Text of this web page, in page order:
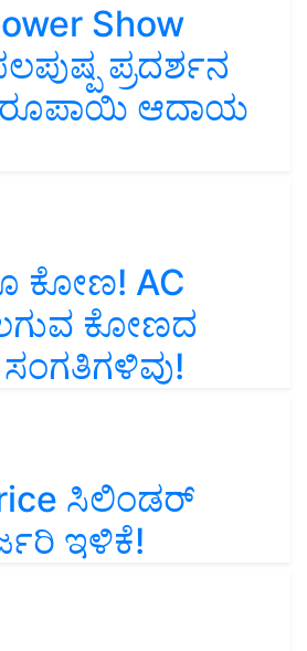
Show
ಪ್ರದರ್ಶನ
ರೂಪಾಯಿ ಆದಾಯ
ಕೋಣ! AC
ಕೋಣದ
ಸಂಗತಿಗಳಿವು!
ಸಿಲಿಂಡರ್‌
ಇಳಿಕೆ!